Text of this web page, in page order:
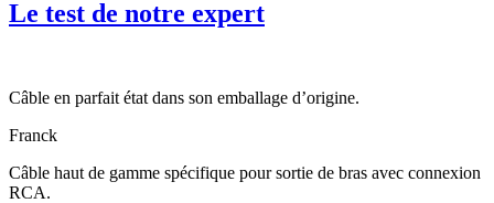
Le test de notre expert
Câble en parfait état dans son emballage d’origine.
Franck
Câble haut de gamme spécifique pour sortie de bras avec connexion
RCA.